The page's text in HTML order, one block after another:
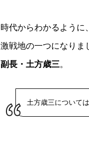
時代からわかるように
激戦地の一つになりま
副長・土方歳三。
土方歳三については